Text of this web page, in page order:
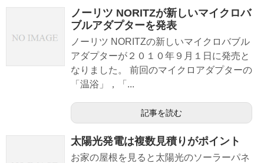
ノーリツ NORITZが新しいマイクロバ
ブルアダプターを発表
ノーリツ NORITZの新しいマイクロバブル
アダプターが２０１０年９月１日に発売と
なりました。 前回のマイクロアダプターの
「温浴」，「...
記事を読む
太陽光発電は複数見積りがポイント
お家の屋根を見ると太陽光のソーラーパネ